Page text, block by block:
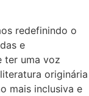
redefinindo o
e
ter uma voz
originária
mais inclusiva e